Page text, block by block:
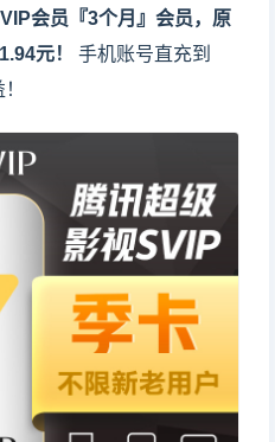
会员『3个月』会员，原
元！
手机账号直充到